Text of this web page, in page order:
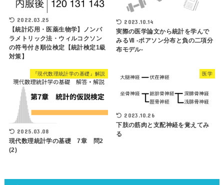
2022.03.25
【統計応用・医薬生物学】ノンパ
ラメトリック法・ウィルコクソン
の符号付き順位検定【統計検定1級
対策】
2023.10.14
実際の医学論文から統計を学んで
みるⅦ -ポアソン分布と負の二項分
布モデル-
『現代数理統計学の基礎』解説
2025.03.08
現代数理統計学の基礎 7章 問2
(2)
医学
2023.10.26
下肢の筋肉と支配神経を覚えてみ
る